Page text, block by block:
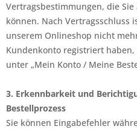
Vertragsbestimmungen, die
können. Nach Vertragsschluss
unserem Onlineshop nicht
Kundenkonto registriert
unter „Mein Konto / Meine
3. Erkennbarkeit und
Bestellprozess
Sie können Eingabefehler